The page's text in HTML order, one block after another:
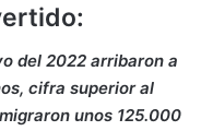
del 2022 arribaron a
cifra superior al
unos 125.000